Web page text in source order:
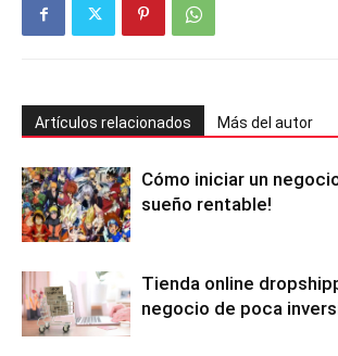
Artículos relacionados Más del autor
Cómo iniciar un
sueño rentable!
Tienda online
negocio de poca